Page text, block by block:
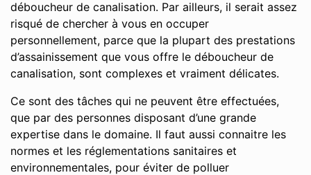
déboucheur de canalisation. Par ailleurs, il serait assez
risqué de chercher à vous en occuper
personnellement, parce que la plupart des prestations
d’assainissement que vous offre le déboucheur de
canalisation, sont complexes et vraiment délicates.
Ce sont des tâches qui ne peuvent être effectuées,
que par des personnes disposant d’une grande
expertise dans le domaine. Il faut aussi connaitre les
normes et les réglementations sanitaires et
environnementales, pour éviter de polluer